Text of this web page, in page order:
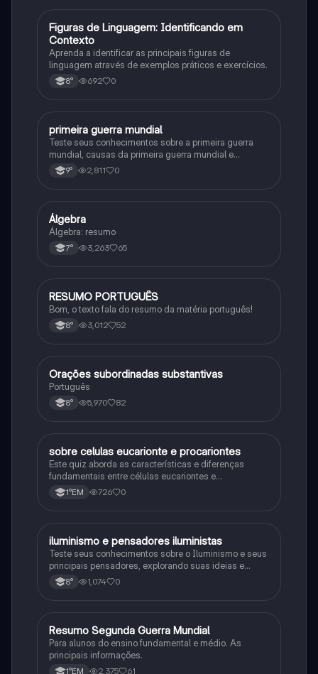
FPortuguês
Figuras de Linguagem: Identificando em
Contexto
Aprenda a identificar as principais figuras de
linguagem através de exemplos práticos e exercícios.
8° 692 0
História
primeira guerra mundial
Teste seus conhecimentos sobre a primeira guerra
mundial, causas da primeira guerra mundial e
consequências da Primeira Guerra Mundial, fases da
primeira guerra mundial
9° 2,811 0
Matematica
Álgebra
Álgebra: resumo
7° 3,263 65
Português
RESUMO PORTUGUÊS
Bom, o texto fala do resumo da matéria português!
8° 3,012 52
Português
Orações subordinadas substantivas
Português
8° 5,970 82
Biologia
sobre celulas eucarionte e procariontes
Este quiz aborda as características e diferenças
fundamentais entre células eucariontes e
procariontes.
1°EM 726 0
História
iluminismo e pensadores iluministas
Teste seus conhecimentos sobre o Iluminismo e seus
principais pensadores, explorando suas ideias e
impacto histórico.
8° 1,074 0
História
Resumo Segunda Guerra Mundial
Para alunos do ensino fundamental e médio. As
principais informações.
1°EM 2,375 61